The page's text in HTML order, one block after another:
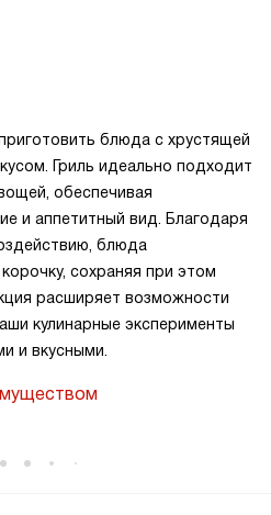
блюда с хрустящей
Гриль идеально подходит
обеспечивая
и аппетитный вид. Благодаря
блюда
сохраняя при этом
расширяет возможности
кулинарные эксперименты
и вкусными.